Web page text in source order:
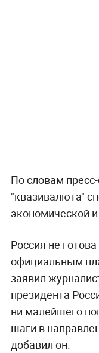
По словам
"квазивалюта"
экономической
Россия не
официальным
заявил
президента
ни малейшего
шаги в
добавил он.